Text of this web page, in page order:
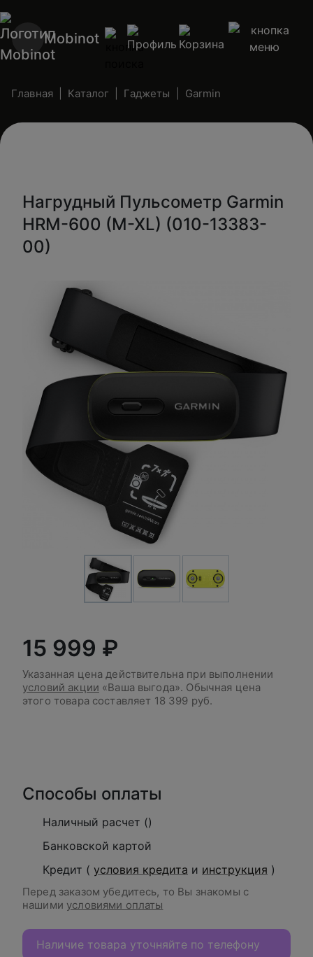
Mobinot
Главная Каталог Гаджеты Garmin
Нагрудный Пульсометр Garmin
HRM-600 (M-XL) (010-13383-
00)
15 999 ₽
Указанная цена действительна при выполнении
условий акции «Ваша выгода». Обычная цена
этого товара составляет 18 399 руб.
Способы оплаты
Наличный расчет ()
Банковской картой
Кредит ( условия кредита и инструкция )
Перед заказом убедитесь, то Вы знакомы с
нашими условиями оплаты
Наличие товара уточняйте по телефону